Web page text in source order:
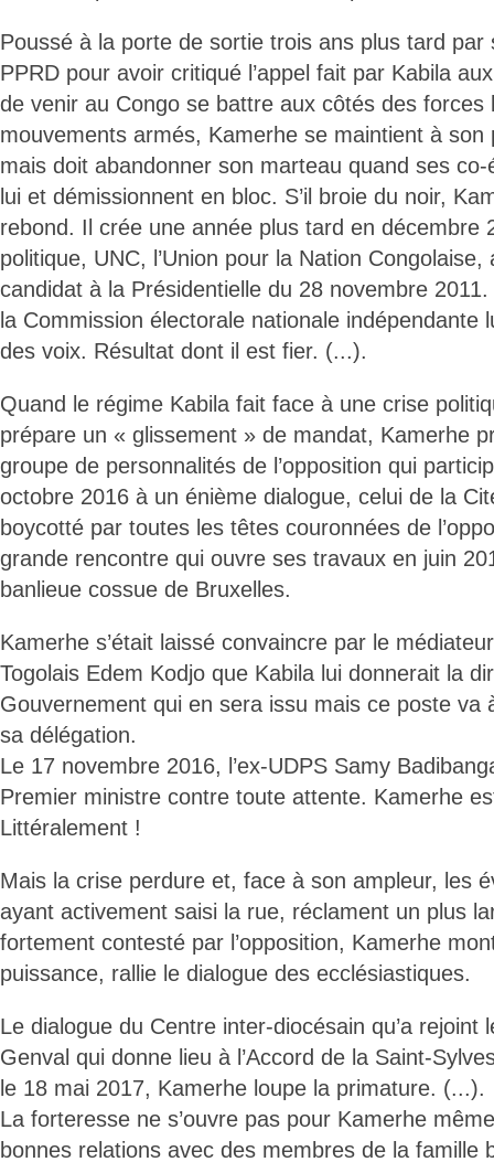
Poussé à la porte de sortie trois ans plus tard par
PPRD pour avoir critiqué l’appel fait par Kabila
de venir au Congo se battre aux côtés des forces
mouvements armés, Kamerhe se maintient à
mais doit abandonner son marteau quand ses co-
lui et démissionnent en bloc. S’il broie du noir,
rebond. Il crée une année plus tard en décembre
politique, UNC, l’Union pour la Nation
candidat à la Présidentielle du 28 novembre
la Commission électorale nationale indépendante
des voix. Résultat dont il est fier. (...).
Quand le régime Kabila fait face à une crise
prépare un « glissement » de mandat, Kamerhe
groupe de personnalités de l’opposition qui
octobre 2016 à un énième dialogue, celui de la
boycotté par toutes les têtes couronnées de
grande rencontre qui ouvre ses travaux en juin
banlieue cossue de Bruxelles.
Kamerhe s’était laissé convaincre par le
Togolais Edem Kodjo que Kabila lui donnerait la
Gouvernement qui en sera issu mais ce poste va
sa délégation.
Le 17 novembre 2016, l’ex-UDPS Samy
Premier ministre contre toute attente. Kamerhe
Littéralement !
Mais la crise perdure et, face à son ampleur, les
ayant activement saisi la rue, réclament un plus
fortement contesté par l’opposition, Kamerhe
puissance, rallie le dialogue des ecclésiastiques.
Le dialogue du Centre inter-diocésain qu’a rejoint
Genval qui donne lieu à l’Accord de la Saint-
le 18 mai 2017, Kamerhe loupe la primature. (...).
La forteresse ne s’ouvre pas pour Kamerhe
bonnes relations avec des membres de la famille